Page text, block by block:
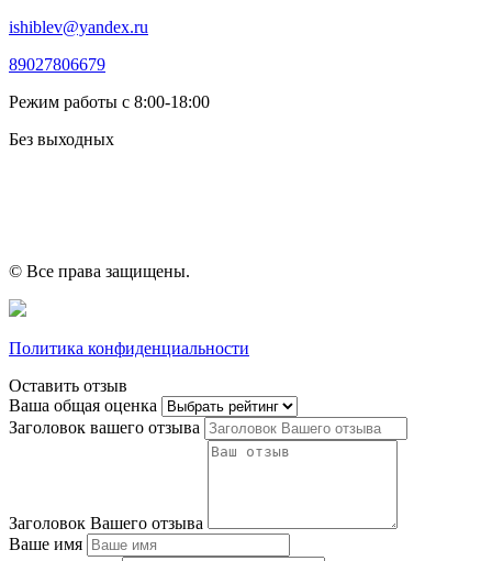
ishiblev@yandex.ru
89027806679
Режим работы с 8:00-18:00
Без выходных
© Все права защищены.
Политика конфиденциальности
Оставить отзыв
Ваша общая оценка
Заголовок вашего отзыва
Заголовок Вашего отзыва
Ваше имя